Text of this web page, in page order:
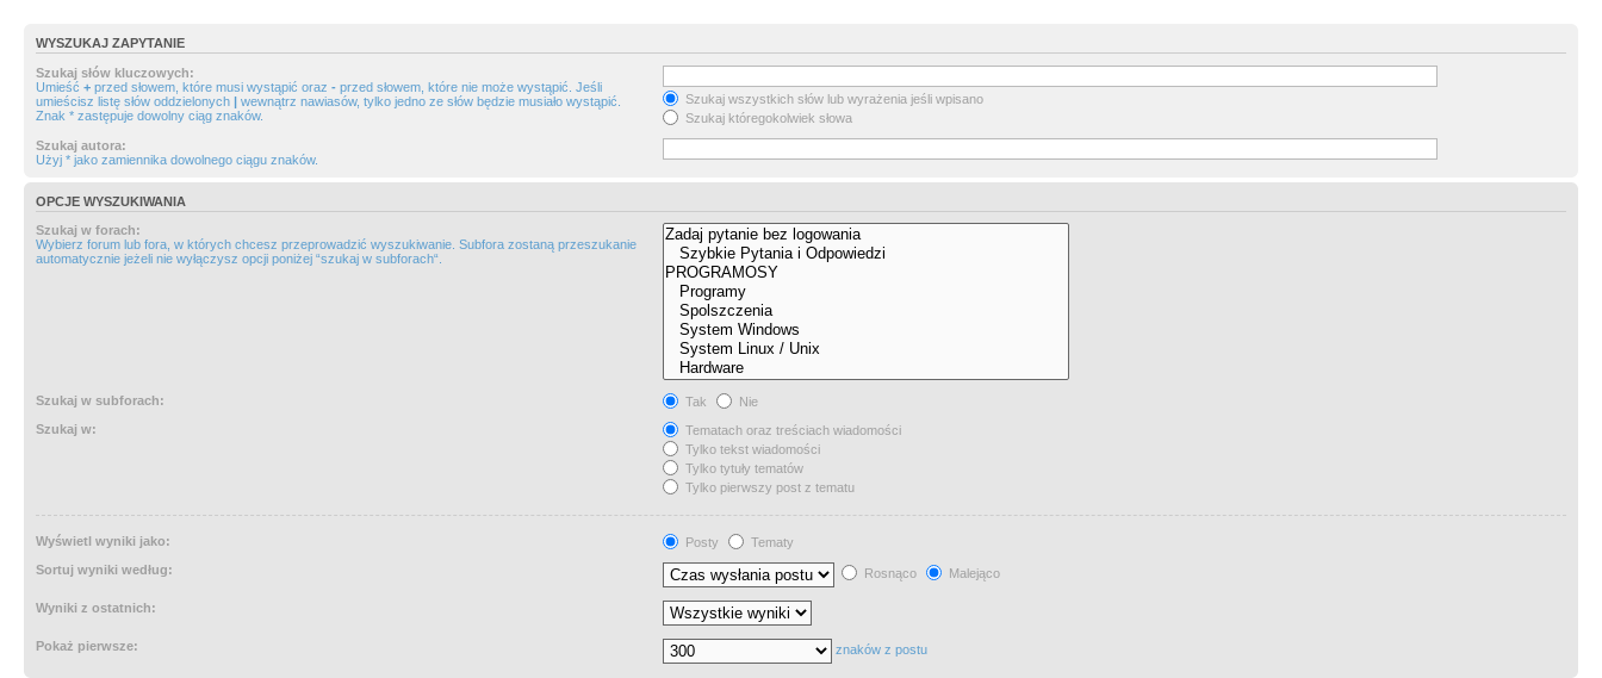
WYSZUKAJ ZAPYTANIE
Szukaj słów kluczowych:
Umieść + przed słowem, które musi wystąpić oraz - przed słowem, które nie może wystąpić. Jeśli
umieścisz listę słów oddzielonych | wewnątrz nawiasów, tylko jedno ze słów będzie musiało wystąpić.
Znak * zastępuje dowolny ciąg znaków.
Szukaj wszystkich słów lub wyrażenia jeśli wpisano
Szukaj któregokolwiek słowa
Szukaj autora:
Użyj * jako zamiennika dowolnego ciągu znaków.
OPCJE WYSZUKIWANIA
Szukaj w forach:
Wybierz forum lub fora, w których chcesz przeprowadzić wyszukiwanie. Subfora zostaną przeszukanie
automatycznie jeżeli nie wyłączysz opcji poniżej “szukaj w subforach“.
Szukaj w subforach: Tak
Nie
Szukaj w:
Tematach oraz treściach wiadomości
Tylko tekst wiadomości
Tylko tytuły tematów
Tylko pierwszy post z tematu
Wyświetl wyniki jako: Posty
Tematy
Sortuj wyniki według:
Rosnąco Malejąco
Wyniki z ostatnich:
Pokaż pierwsze: znaków z postu